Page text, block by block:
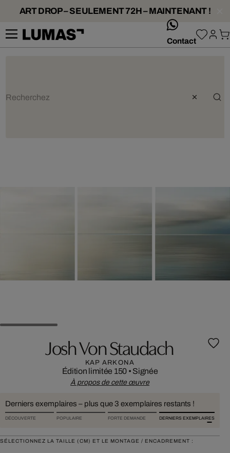
ART DROP – SEULEMENT 72H – MAINTENANT !
Contact
Josh Von Staudach
KAP ARKONA
Édition limitée 150 • Signée
À propos de cette œuvre
Derniers exemplaires – plus que 3 exemplaires restants !
DÉCOUVERTE POPULAIRE FORTE DEMANDE DERNIERS EXEMPLAIRES
SÉLECTIONNEZ LA TAILLE (CM) ET LE MONTAGE / ENCADREMENT :